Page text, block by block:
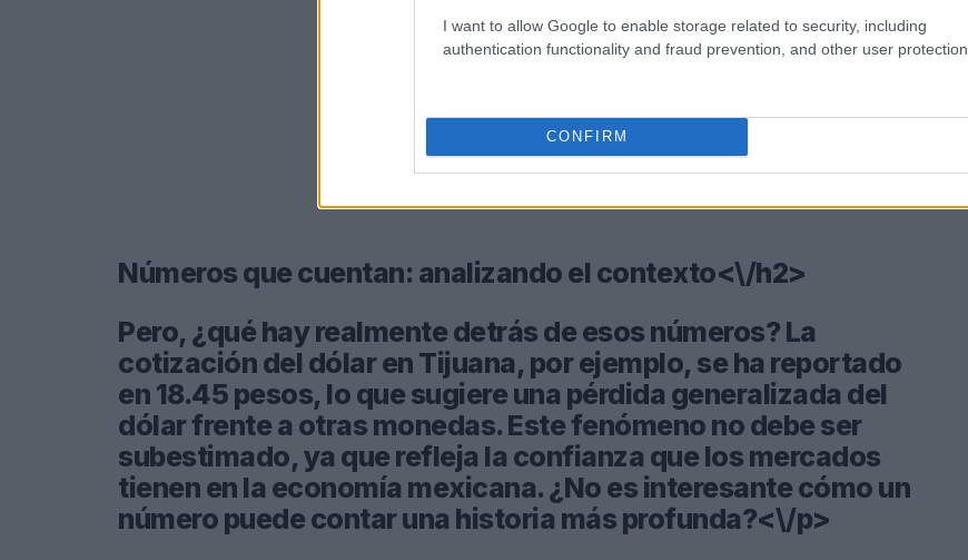
I want to allow Google to enable storage related to security, including
authentication functionality and fraud prevention, and other user protection.
CONFIRM
Números que cuentan: analizando el contexto<\/h2>
Pero, ¿qué hay realmente detrás de esos números? La
cotización del dólar en Tijuana, por ejemplo, se ha reportado
en 18.45 pesos, lo que sugiere una pérdida generalizada del
dólar frente a otras monedas. Este fenómeno no debe ser
subestimado, ya que refleja la confianza que los mercados
tienen en la economía mexicana. ¿No es interesante cómo un
número puede contar una historia más profunda?<\/p>